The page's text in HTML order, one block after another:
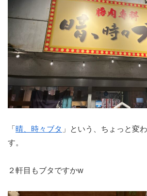
「 晴、時々ブタ 」という、ちょっと変
す。
２軒目もブタですかw